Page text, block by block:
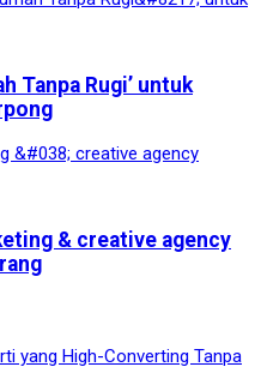
Tanpa Rugi’ untuk
& creative agency
yang High-Converting Tanpa